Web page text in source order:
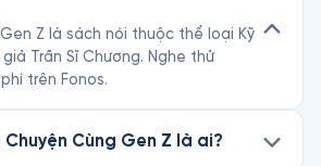
Z là sách nói thuộc thể loại Kỹ
Trần Sĩ Chương. Nghe thử
trên Fonos.
Cùng Gen Z là ai?